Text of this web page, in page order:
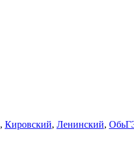
, Кировский, Ленинский,